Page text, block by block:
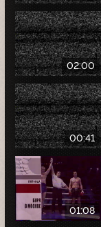
02:00
00:41
01:08